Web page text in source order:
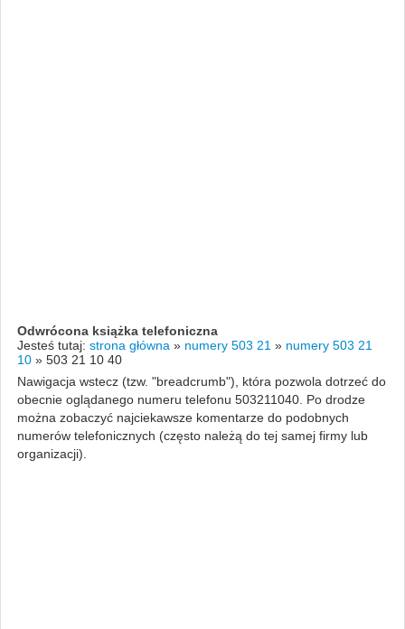
Odwrócona książka telefoniczna
Jesteś tutaj: strona główna » numery 503 21 » numery 503 21
10 » 503 21 10 40
Nawigacja wstecz (tzw. "breadcrumb"), która pozwola dotrzeć do
obecnie oglądanego numeru telefonu 503211040. Po drodze
można zobaczyć najciekawsze komentarze do podobnych
numerów telefonicznych (często należą do tej samej firmy lub
organizacji).